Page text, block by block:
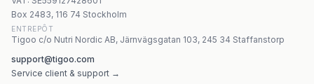
Hardcore Whey, Cookies & Cream - 2270g | Mutant
Box 2483, 116 74 Stockholm
ENTREPÔT
Tigoo c/o Nutri Nordic AB, Järnvägsgatan 103, 245 34 Staffanstorp
support@tigoo.com
Service client & support →